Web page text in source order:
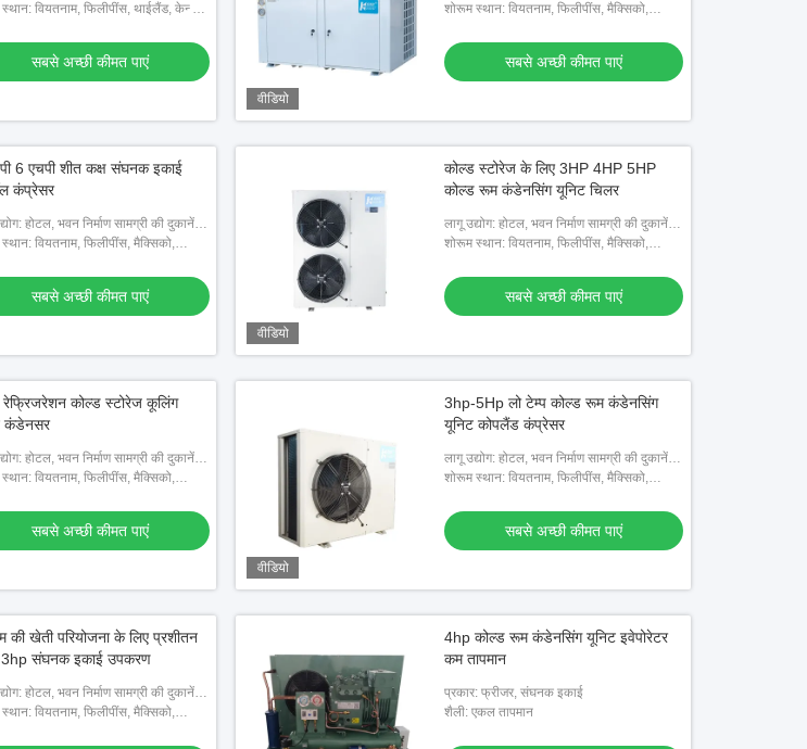
मरम्मत की दुकानें, खाद्य और पेय कारखाने,
वियतनाम, फिलीपींस, थाईलैंड, केन्या,
ताजिकिस्तान
सबसे अच्छी कीमत पाएं
वीडियो
मशीनरी मरम्मत की दुकानें, खाद्य और पेय कारखाने,
शोरूम स्थान: वियतनाम, फिलीपींस, मैक्सिको,
ताजिकिस्तान
सबसे अच्छी कीमत पाएं
6 एचपी शीत कक्ष संघनक इकाई
कंप्रेसर
होटल, भवन निर्माण सामग्री की दुकानें,
मरम्मत की दुकानें, खाद्य और पेय कारखाने,
वियतनाम, फिलीपींस, मैक्सिको,
सबसे अच्छी कीमत पाएं
वीडियो
कोल्ड स्टोरेज के लिए 3HP 4HP 5HP
कोल्ड रूम कंडेनसिंग यूनिट चिलर
लागू उद्योग: होटल, भवन निर्माण सामग्री की दुकानें,
मशीनरी मरम्मत की दुकानें, खाद्य और पेय कारखाने,
शोरूम स्थान: वियतनाम, फिलीपींस, मैक्सिको,
ताजिकिस्तान
सबसे अच्छी कीमत पाएं
कोल्ड स्टोरेज कूलिंग
कंडेनसर
होटल, भवन निर्माण सामग्री की दुकानें,
मरम्मत की दुकानें, खाद्य और पेय कारखाने,
वियतनाम, फिलीपींस, मैक्सिको,
सबसे अच्छी कीमत पाएं
वीडियो
3hp-5Hp लो टेम्प कोल्ड रूम कंडेनसिंग
यूनिट कोपलैंड कंप्रेसर
लागू उद्योग: होटल, भवन निर्माण सामग्री की दुकानें,
मशीनरी मरम्मत की दुकानें, खाद्य और पेय कारखाने,
शोरूम स्थान: वियतनाम, फिलीपींस, मैक्सिको,
सबसे अच्छी कीमत पाएं
की खेती परियोजना के लिए प्रशीतन
संघनक इकाई उपकरण
होटल, भवन निर्माण सामग्री की दुकानें,
मरम्मत की दुकानें, खाद्य और पेय कारखाने,
वियतनाम, फिलीपींस, मैक्सिको,
4hp कोल्ड रूम कंडेनसिंग यूनिट इवेपोरेटर
कम तापमान
प्रकार: फ्रीजर, संघनक इकाई
शैली: एकल तापमान